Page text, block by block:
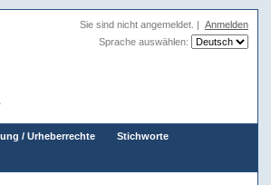
Sie sind nicht angemeldet. | Anmelden
Sprache auswählen:
/ Urheberrechte Stichworte